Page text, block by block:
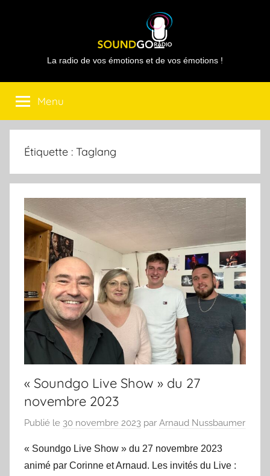
Sound
Go
Radio
La radio de vos émotions et de vos émotions !
Menu
Étiquette : Taglang
« Soundgo Live Show » du 27
novembre 2023
Publié le 30 novembre 2023 par Arnaud Nussbaumer
« Soundgo Live Show » du 27 novembre 2023
animé par Corinne et Arnaud. Les invités du Live :